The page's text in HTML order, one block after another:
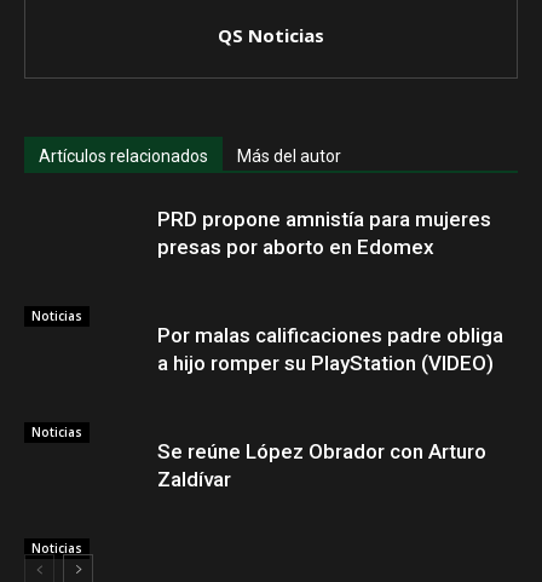
QS Noticias
Artículos relacionados Más del autor
Noticias
PRD propone amnistía para mujeres
presas por aborto en Edomex
Noticias
Por malas calificaciones padre obliga
a hijo romper su PlayStation (VIDEO)
Noticias
Se reúne López Obrador con Arturo
Zaldívar